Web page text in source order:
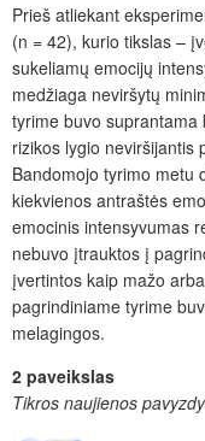
Prieš atliekant
(n = 42), kurio tikslas –
sukeliamų emocijų
medžiaga neviršytų
tyrime buvo suprantama
rizikos lygio neviršijantis
Bandomojo tyrimo metu
kiekvienos antraštės
emocinis intensyvumas
nebuvo įtrauktos į
įvertintos kaip mažo
pagrindiniame tyrime
melagingos.
2 paveikslas
Tikros naujienos